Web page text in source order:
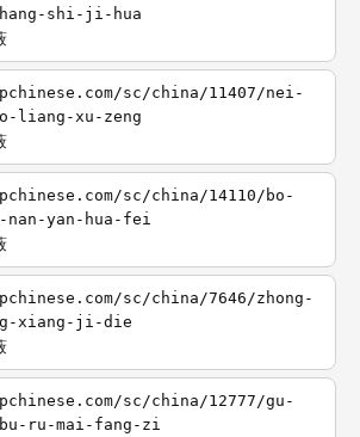
shi-ji-hua
sc/china/11407/nei-
liang-xu-zeng
sc/china/14110/bo-
yan-hua-fei
sc/china/7646/zhong-
xiang-ji-die
sc/china/12777/gu-
ru-mai-fang-zi